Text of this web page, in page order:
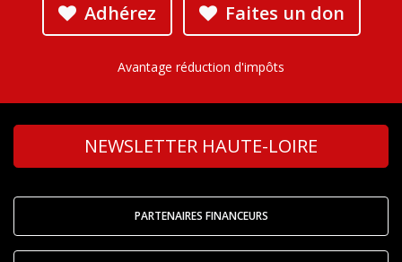
Adhérez Faites un don
Avantage réduction d'impôts
NEWSLETTER HAUTE-LOIRE
PARTENAIRES FINANCEURS